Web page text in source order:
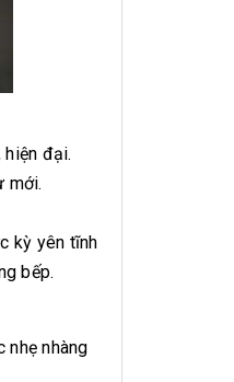
đại.
mới.
kỳ yên tĩnh
bếp.
nhẹ nhàng